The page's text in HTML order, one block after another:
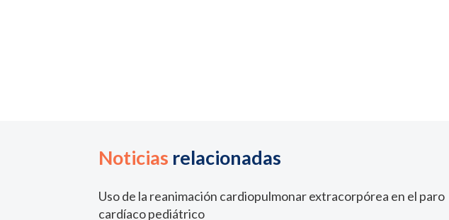
Noticias relacionadas
Uso de la reanimación cardiopulmonar extracorpórea en el paro
cardíaco pediátrico